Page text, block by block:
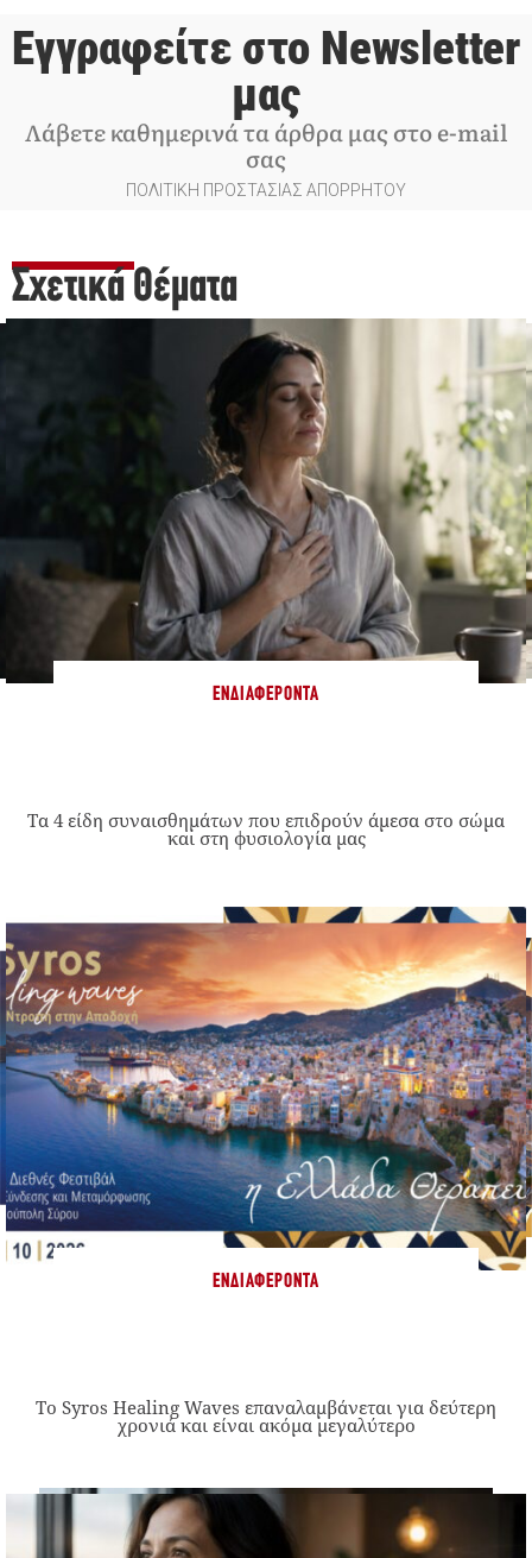
Εγγραφείτε στο Newsletter
μας
Λάβετε καθημερινά τα άρθρα μας στο e-mail
σας
ΠΟΛΙΤΙΚΗ ΠΡΟΣΤΑΣΙΑΣ ΑΠΟΡΡΗΤΟΥ
Σχετικά Θέματα
ΕΝΔΙΑΦΈΡΟΝΤΑ
Τα 4 είδη συναισθημάτων που επιδρούν άμεσα στο σώμα
και στη φυσιολογία μας
ΕΝΔΙΑΦΈΡΟΝΤΑ
Το Syros Healing Waves επαναλαμβάνεται για δεύτερη
χρονιά και είναι ακόμα μεγαλύτερο